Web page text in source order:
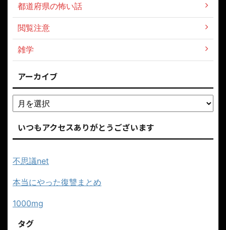
都道府県の怖い話
閲覧注意
雑学
アーカイブ
いつもアクセスありがとうございます
不思議net
本当にやった復讐まとめ
1000mg
タグ